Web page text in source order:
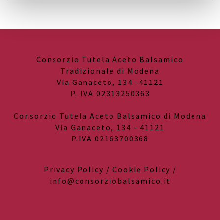
Consorzio Tutela Aceto Balsamico
Tradizionale di Modena
Via Ganaceto, 134 -41121
P. IVA 02313250363
Consorzio Tutela Aceto Balsamico di Modena
Via Ganaceto, 134 - 41121
P.IVA 02163700368
Privacy Policy / Cookie Policy /
info@consorziobalsamico.it